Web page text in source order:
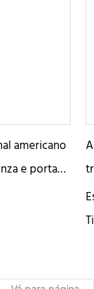
americano
e porta